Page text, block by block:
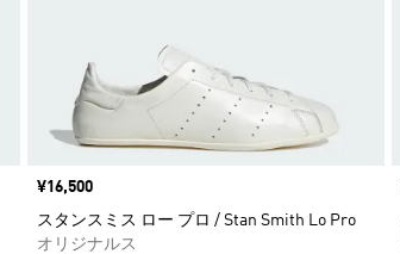
価格
¥16,500
スタンスミス ロー プロ / Stan Smith Lo Pro
オリジナルス